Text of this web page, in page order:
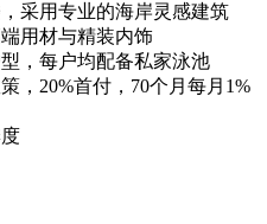
采用专业的海岸灵感建筑
用材与精装内饰
，每户均配备私家泳池
，20%首付，70个月每月1%